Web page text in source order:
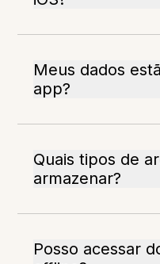
Meus dados
app?
Quais tipos de
armazenar?
Posso acessar